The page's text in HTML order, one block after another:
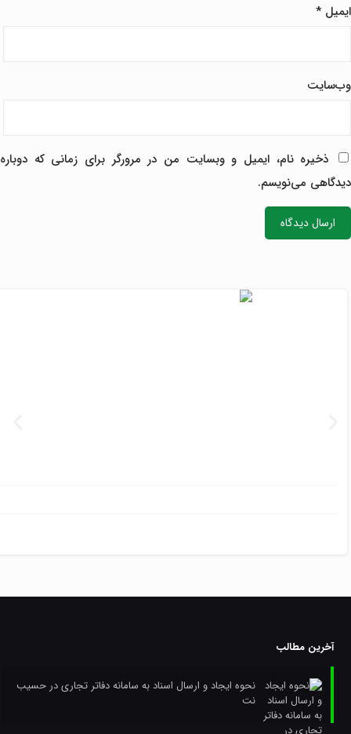
ایمیل*
وب‌سایت
ذخیره نام، ایمیل و وبسایت من در مرورگر برای زمانی که دوباره
دیدگاهی می‌نویسم.
آخرین مطالب
نحوه ایجاد و ارسال اسناد به سامانه دفاتر تجاری در حسیب
نت